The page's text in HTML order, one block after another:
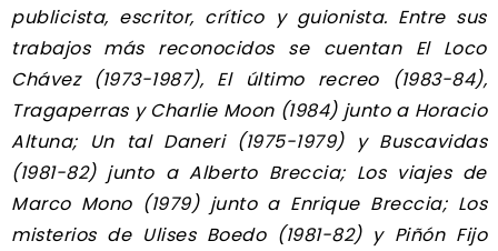
publicista, escritor, crítico y guionista. Entre sus
trabajos más reconocidos se cuentan El Loco
Chávez (1973-1987), El último recreo (1983-84),
Tragaperras y Charlie Moon (1984) junto a Horacio
Altuna; Un tal Daneri (1975-1979) y Buscavidas
(1981-82) junto a Alberto Breccia; Los viajes de
Marco Mono (1979) junto a Enrique Breccia; Los
misterios de Ulises Boedo (1981-82) y Piñón Fijo